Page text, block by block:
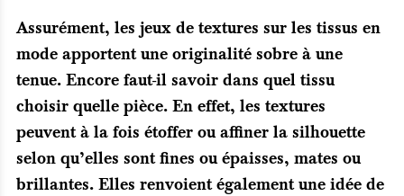
Assurément, les jeux de textures sur les tissus en
mode apportent une originalité sobre à une
tenue. Encore faut-il savoir dans quel tissu
choisir quelle pièce. En effet, les textures
peuvent à la fois étoffer ou affiner la silhouette
selon qu’elles sont fines ou épaisses, mates ou
brillantes. Elles renvoient également une idée de